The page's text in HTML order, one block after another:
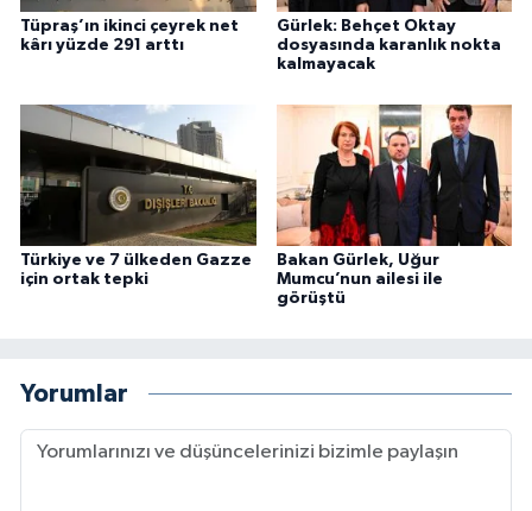
Tüpraş’ın ikinci çeyrek net
kârı yüzde 291 arttı
Gürlek: Behçet Oktay
dosyasında karanlık nokta
kalmayacak
Türkiye ve 7 ülkeden Gazze
için ortak tepki
Bakan Gürlek, Uğur
Mumcu’nun ailesi ile
görüştü
Yorumlar